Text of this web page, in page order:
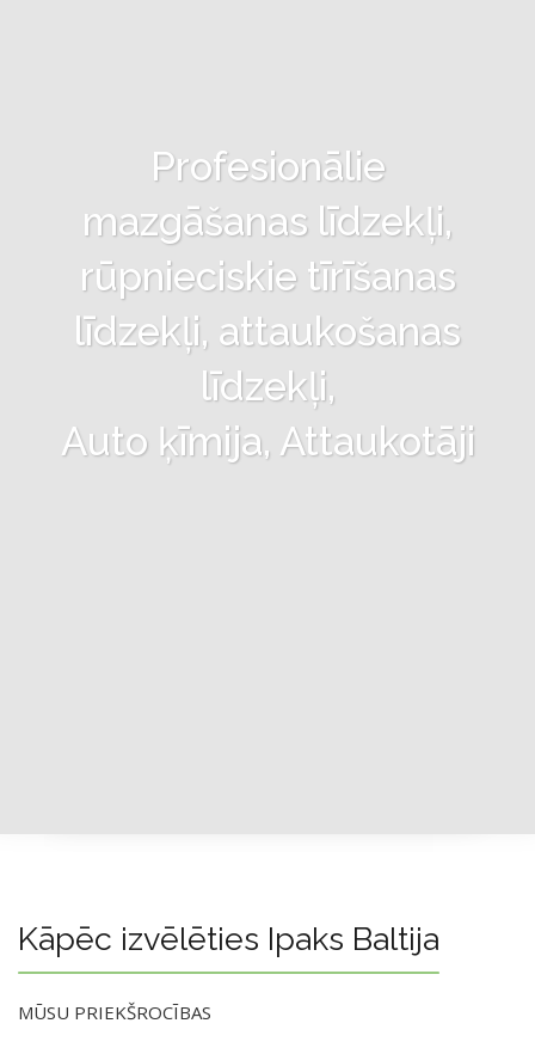
Profesionālie
mazgāšanas līdzekļi,
rūpnieciskie tīrīšanas
līdzekļi, attaukošanas
līdzekļi,
Auto ķīmija, Attaukotāji
Kāpēc izvēlēties Ipaks Baltija
MŪSU PRIEKŠROCĪBAS